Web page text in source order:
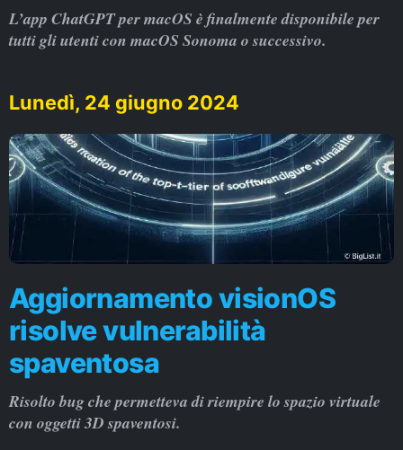
L’app ChatGPT per macOS è finalmente disponibile per
tutti gli utenti con macOS Sonoma o successivo.
Lunedì, 24 giugno 2024
Aggiornamento visionOS
risolve vulnerabilità
spaventosa
Risolto bug che permetteva di riempire lo spazio virtuale
con oggetti 3D spaventosi.